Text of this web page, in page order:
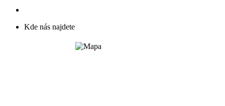
Kde nás najdete